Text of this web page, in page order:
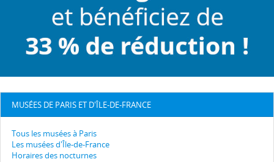
MUSÉES DE PARIS ET D'ÎLE-DE-FRANCE
Tous les musées à Paris
Les musées d'Île-de-France
Horaires des nocturnes